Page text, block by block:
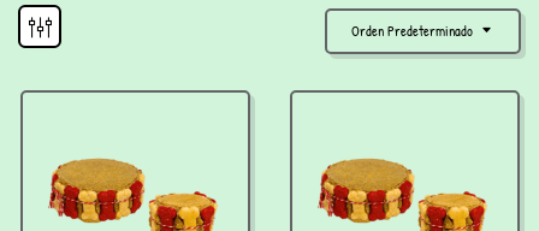
Orden Predeterminado